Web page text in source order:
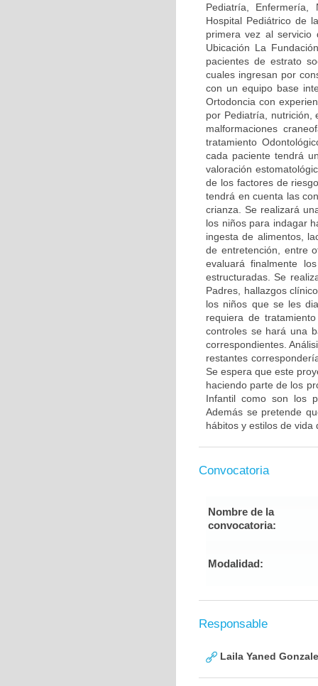
Pediatría, Enfermería,
Hospital Pediátrico de
primera vez al
Ubicación La
pacientes de estrato
cuales ingresan por
con un equipo base
Ortodoncia con
por Pediatría, nutrición,
malformaciones
tratamiento
cada paciente tendrá
valoración
de los factores de
tendrá en cuenta las
crianza. Se realizará
los niños para indagar
ingesta de alimentos,
de entretención, entre
evaluará finalmente
estructuradas. Se
Padres, hallazgos
los niños que se les
requiera de
controles se hará una
correspondientes.
restantes
Se espera que este
haciendo parte de los
Infantil como son los
Además se pretende
hábitos y estilos de
Convocatoria
Nombre de la
convocatoria:
Modalidad:
Responsable
Laila Yaned